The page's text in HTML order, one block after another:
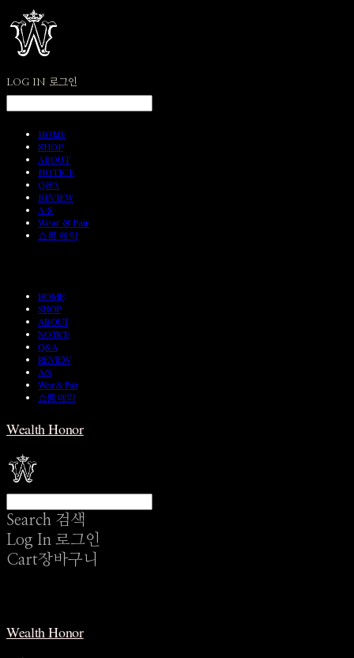
LOG IN 로그인
HOME
SHOP
ABOUT
NOTICE
Q&A
REVIEW
A/S
Wear & Pair
쇼룸 예약
HOME
SHOP
ABOUT
NOTICE
Q&A
REVIEW
A/S
Wear & Pair
쇼룸 예약
Wealth Honor
Search 검색
Log In 로그인
Cart장바구니
Wealth Honor